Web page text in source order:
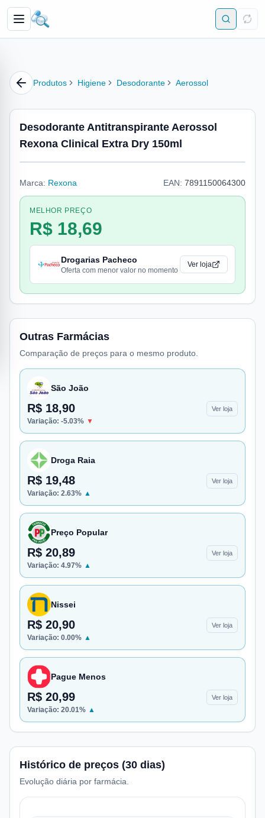
Produtos Higiene Desodorante Aerossol
Desodorante Antitranspirante Aerossol
Rexona Clinical Extra Dry 150ml
Marca: Rexona EAN: 7891150064300
MELHOR PREÇO
R$ 18,69
Drogarias Pacheco
Oferta com menor valor no momento
Ver loja
Outras Farmácias
Comparação de preços para o mesmo produto.
São João
R$ 18,90 Ver loja
Variação: -5.03% ▼
Droga Raia
R$ 19,48 Ver loja
Variação: 2.63% ▲
Preço Popular
R$ 20,89 Ver loja
Variação: 4.97% ▲
Nissei
R$ 20,90 Ver loja
Variação: 0.00% ▲
Pague Menos
R$ 20,99 Ver loja
Variação: 20.01% ▲
Histórico de preços (30 dias)
Evolução diária por farmácia.